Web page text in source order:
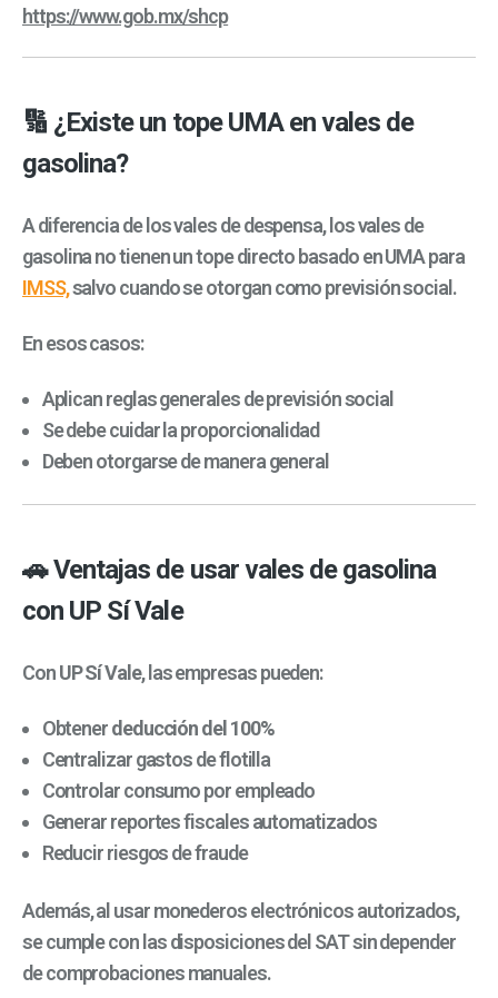
https://www.gob.mx/shcp
🔢 ¿Existe un tope UMA en vales de
gasolina?
A diferencia de los vales de despensa, los vales de
gasolina no tienen un tope directo basado en UMA para
IMSS,salvo cuando se otorgan como previsión social.
En esos casos:
Aplican reglas generales de previsión social
Se debe cuidar la proporcionalidad
Deben otorgarse de manera general
🚗 Ventajas de usar vales de gasolina
con UP Sí Vale
ConUP Sí Vale, las empresas pueden:
Obtenerdeducción del 100%
Centralizar gastos de flotilla
Controlar consumo por empleado
Generar reportes fiscales automatizados
Reducir riesgos de fraude
Además, al usar monederos electrónicos autorizados,
se cumple con las disposiciones del SAT sin depender
de comprobaciones manuales.